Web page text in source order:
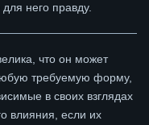
него правду.
что он может
требуемую форму,
в своих взглядах
влияния, если их